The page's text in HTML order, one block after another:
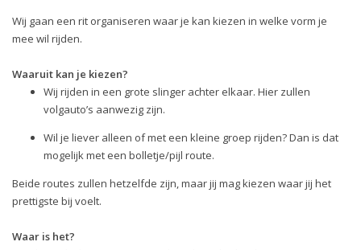
Wij gaan een rit organiseren waar je kan kiezen in welke vorm je
mee wil rijden.
Waaruit kan je kiezen?
Wij rijden in een grote slinger achter elkaar. Hier zullen
volgauto’s aanwezig zijn.
Wil je liever alleen of met een kleine groep rijden? Dan is dat
mogelijk met een bolletje/pijl route.
Beide routes zullen hetzelfde zijn, maar jij mag kiezen waar jij het
prettigste bij voelt.
Waar is het?